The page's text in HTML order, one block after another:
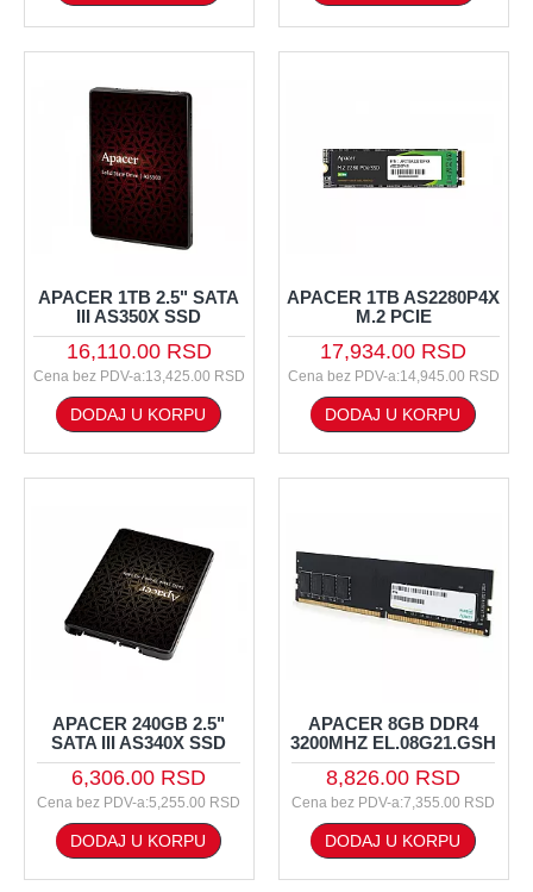
APACER 1TB 2.5" SATA
III AS350X SSD
16,110.00 RSD
Cena bez PDV-a:13,425.00 RSD
DODAJ U KORPU
APACER 1TB AS2280P4X
M.2 PCIE
17,934.00 RSD
Cena bez PDV-a:14,945.00 RSD
DODAJ U KORPU
APACER 240GB 2.5"
SATA III AS340X SSD
6,306.00 RSD
Cena bez PDV-a:5,255.00 RSD
DODAJ U KORPU
APACER 8GB DDR4
3200MHZ EL.08G21.GSH
8,826.00 RSD
Cena bez PDV-a:7,355.00 RSD
DODAJ U KORPU